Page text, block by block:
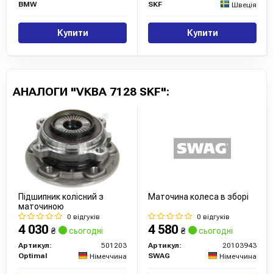
BMW
Купити
SKF Швеція
Купити
АНАЛОГИ "VKBA 7128 SKF":
Підшипник колісний з
маточиною
0 відгуків
4 030 ₴ сьогодні
Артикул:
501203
Optimal
Німеччина
Маточина колеса в зборі
0 відгуків
4 580 ₴ сьогодні
Артикул:
20103943
SWAG
Німеччина